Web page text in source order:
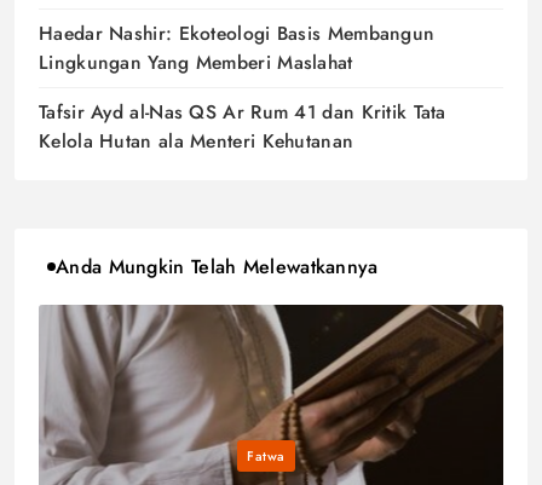
Haedar Nashir: Ekoteologi Basis Membangun
Lingkungan Yang Memberi Maslahat
Tafsir Ayd al-Nas QS Ar Rum 41 dan Kritik Tata
Kelola Hutan ala Menteri Kehutanan
Anda Mungkin Telah Melewatkannya
Fatwa